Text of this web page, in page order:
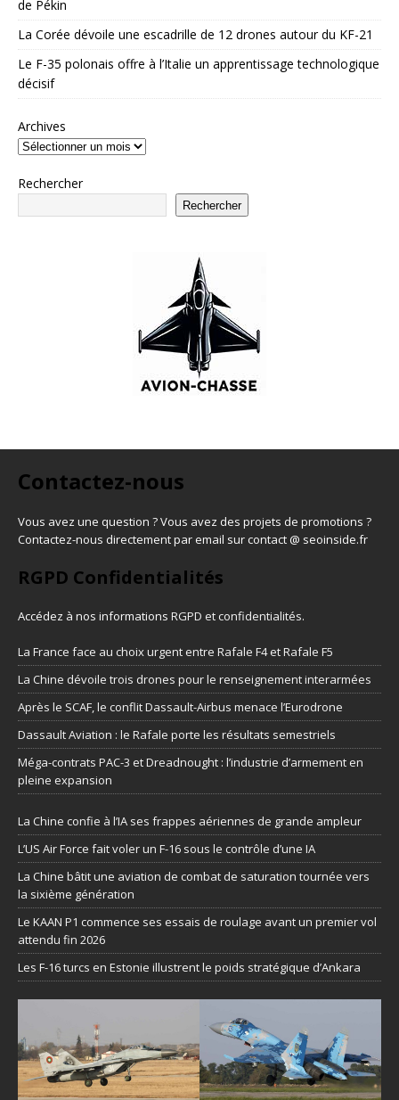
de Pékin
La Corée dévoile une escadrille de 12 drones autour du KF-21
Le F-35 polonais offre à l’Italie un apprentissage technologique
décisif
Archives
Rechercher
Rechercher
Contactez-nous
Vous avez une question ? Vous avez des projets de promotions ?
Contactez-nous directement par email sur contact @ seoinside.fr
RGPD Confidentialités
Accédez à nos informations RGPD et confidentialités.
La France face au choix urgent entre Rafale F4 et Rafale F5
La Chine dévoile trois drones pour le renseignement interarmées
Après le SCAF, le conflit Dassault-Airbus menace l’Eurodrone
Dassault Aviation : le Rafale porte les résultats semestriels
Méga-contrats PAC-3 et Dreadnought : l’industrie d’armement en
pleine expansion
La Chine confie à l’IA ses frappes aériennes de grande ampleur
L’US Air Force fait voler un F-16 sous le contrôle d’une IA
La Chine bâtit une aviation de combat de saturation tournée vers
la sixième génération
Le KAAN P1 commence ses essais de roulage avant un premier vol
attendu fin 2026
Les F-16 turcs en Estonie illustrent le poids stratégique d’Ankara